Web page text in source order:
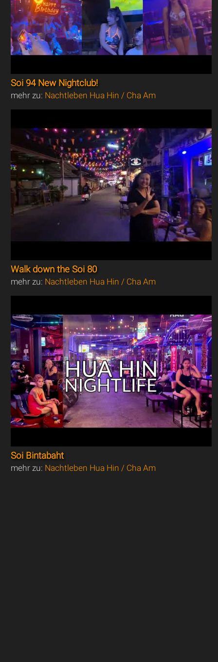
Soi 94 New Nightclub!
mehr zu: Nachtleben Hua Hin / Cha Am
Walk down the Soi 80
mehr zu: Nachtleben Hua Hin / Cha Am
Soi Bintabaht
mehr zu: Nachtleben Hua Hin / Cha Am